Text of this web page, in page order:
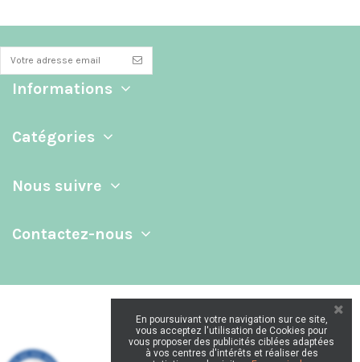
Informations
Catégories
Nous suivre
Contactez-nous
En poursuivant votre navigation sur ce site,
vous acceptez l'utilisation de Cookies pour
vous proposer des publicités ciblées adaptées
à vos centres d'intérêts et réaliser des